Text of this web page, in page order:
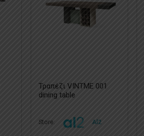
Τραπέζι VINTME 001
dining table
Store: Al2